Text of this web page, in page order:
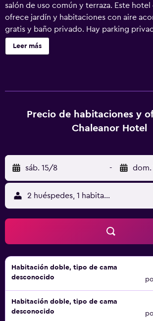
salón de uso común y terraza. Este hotel
ofrece jardín y habitaciones con aire
gratis y baño privado. Hay parking
alojamiento ofrece servicio de traslado
volver del aeropuerto. En el hotel, cada
personal, que habla inglés y español,
en la recepción. El aeropuerto
Leer más
Precio de habitaciones y
Chaleanor Hotel
sáb. 15/8 - dom.
2 huéspedes, 1 habitación
Habitación doble, tipo de cama
desconocido
Habitación doble, tipo de cama
desconocido